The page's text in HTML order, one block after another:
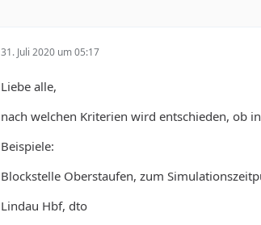
31. Juli 2020 um 05:17
Liebe alle,
nach welchen Kriterien wird entschieden, ob
Beispiele:
Blockstelle Oberstaufen, zum
Lindau Hbf, dto